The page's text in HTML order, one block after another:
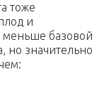
тоже
и
меньше базовой
но значительно